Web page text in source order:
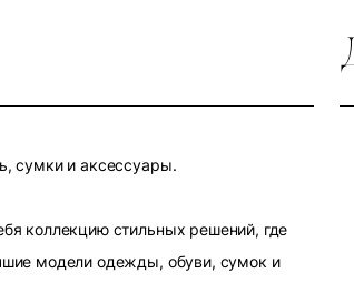
сумки и аксессуары.
коллекцию стильных решений, где
модели одежды, обуви, сумок и